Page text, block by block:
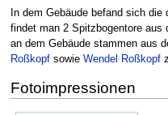
springen
springen
In dem Gebäude befand sich die
findet man 2 Spitzbogentore aus
an dem Gebäude stammen aus
Roßkopfsowie Wendel Roßkopf
Fotoimpressionen